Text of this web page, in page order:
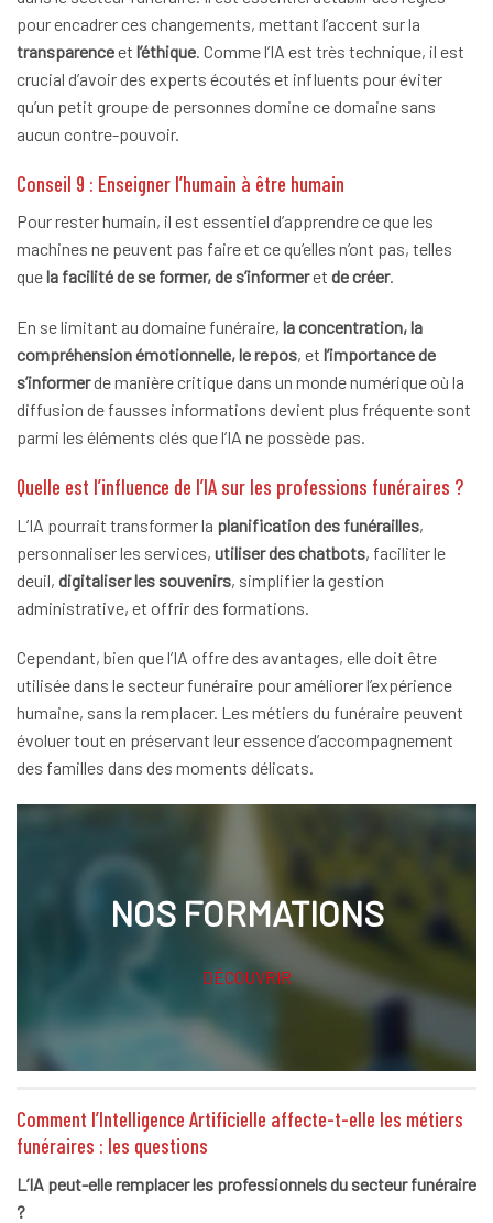
pour encadrer ces changements, mettant l’accent sur la
transparenceet l’éthique. Comme l’IA est très technique, il est
crucial d’avoir des experts écoutés et influents pour éviter
qu’un petit groupe de personnes domine ce domaine sans
aucun contre-pouvoir.
Conseil 9 : Enseigner l’humain à être humain
Pour rester humain, il est essentiel d’apprendre ce que les
machines ne peuvent pas faire et ce qu’elles n’ont pas, telles
quela facilité de se former, de s’informeret de créer.
En se limitant au domaine funéraire, la concentration, la
compréhension émotionnelle, le repos, et l’importance de
s’informerde manière critique dans un monde numérique où la
diffusion de fausses informations devient plus fréquente sont
parmi les éléments clés que l’IA ne possède pas.
Quelle est l’influence de l’IA sur les professions funéraires ?
L’IA pourrait transformer la planification des funérailles,
personnaliser les services, utiliser des chatbots, faciliter le
deuil, digitaliser les souvenirs, simplifier la gestion
administrative, et offrir des formations.
Cependant, bien que l’IA offre des avantages, elle doit être
utilisée dans le secteur funéraire pour améliorer l’expérience
humaine, sans la remplacer. Les métiers du funéraire peuvent
évoluer tout en préservant leur essence d’accompagnement
des familles dans des moments délicats.
NOS FORMATIONS
DÉCOUVRIR
Comment l’Intelligence Artificielle affecte-t-elle les métiers
funéraires : les questions
L’IA peut-elle remplacer les professionnels du secteur funéraire
?